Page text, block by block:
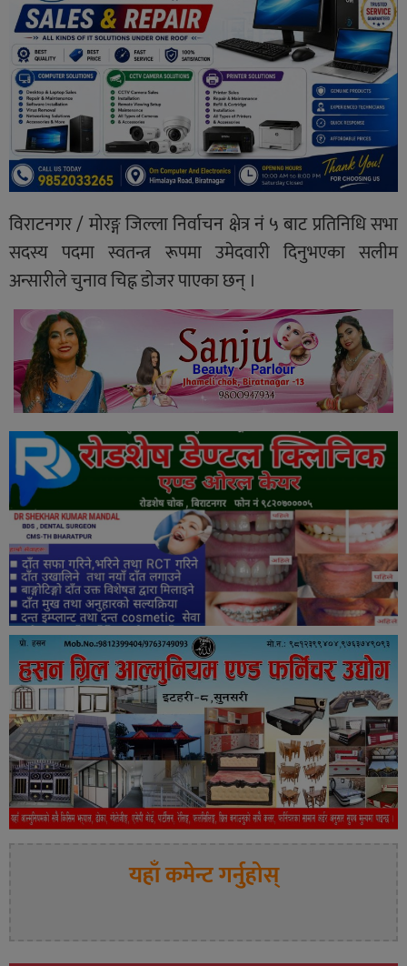
विराटनगर / मोरङ्ग जिल्ला निर्वाचन क्षेत्र नं ५ बाट प्रतिनिधि सभा
सदस्य पदमा स्वतन्त्र रूपमा उमेदवारी दिनुभएका सलीम
अन्सारीले चुनाव चिह्न डोजर पाएका छन् ।
यहाँ कमेन्ट गर्नुहोस्